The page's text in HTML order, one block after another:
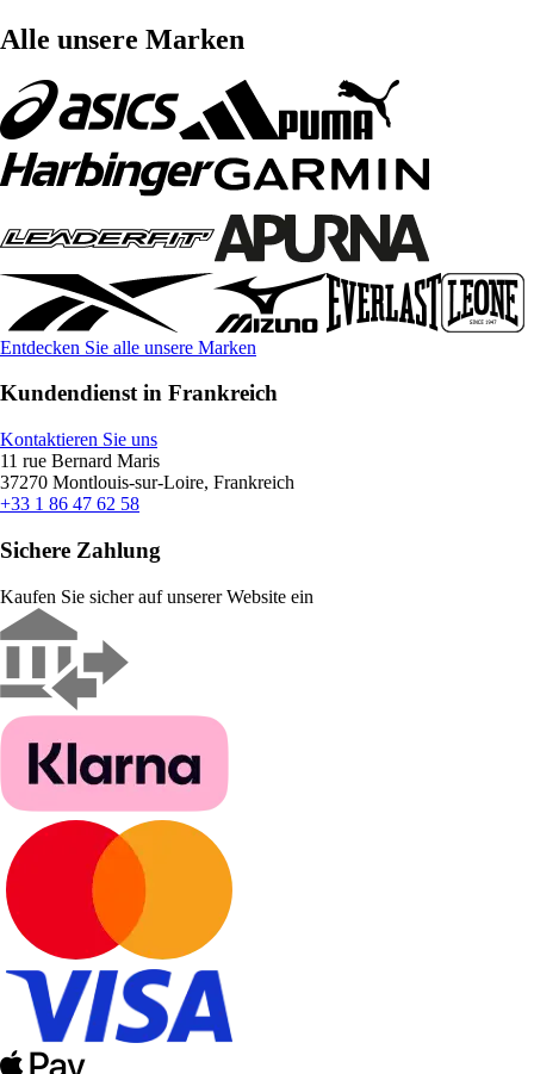
Alle unsere Marken
Entdecken Sie alle unsere Marken
Kundendienst in Frankreich
Kontaktieren Sie uns
11 rue Bernard Maris
37270 Montlouis-sur-Loire, Frankreich
+33 1 86 47 62 58
Sichere Zahlung
Kaufen Sie sicher auf unserer Website ein